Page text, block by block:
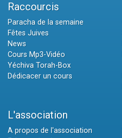
Raccourcis
Paracha de la semaine
Fêtes Juives
News
Cours Mp3-Vidéo
Yéchiva Torah-Box
Dédicacer un cours
L'association
A propos de l'association